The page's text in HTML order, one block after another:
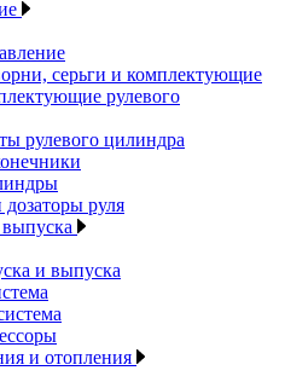
серьги и комплектующие
рулевого
рулевого цилиндра
руля
и выпуска
и отопления